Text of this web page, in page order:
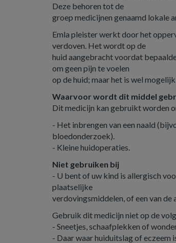
Deze behoren tot de
groep medicijnen genaamd lokale
Emla pleister werkt door het
verdoven. Het wordt op de
huid aangebracht voordat
om geen pijn te voelen
op de huid; maar het is wel
Waarvoor wordt dit middel
Dit medicijn kan gebruikt worden
- Het inbrengen van een naald
bloedonderzoek).
- Kleine huidoperaties.
Niet gebruiken bij
- U bent of uw kind is allergisch
plaatselijke
verdovingsmiddelen, of een van
Gebruik dit medicijn niet op de
- Sneetjes, schaafplekken of
- Daar waar huiduitslag of eczeem